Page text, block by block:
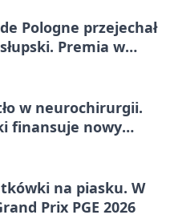
Pologne przejechał
Premia w
w neurochirurgii.
finansuje nowy
na piasku. W
Prix PGE 2026